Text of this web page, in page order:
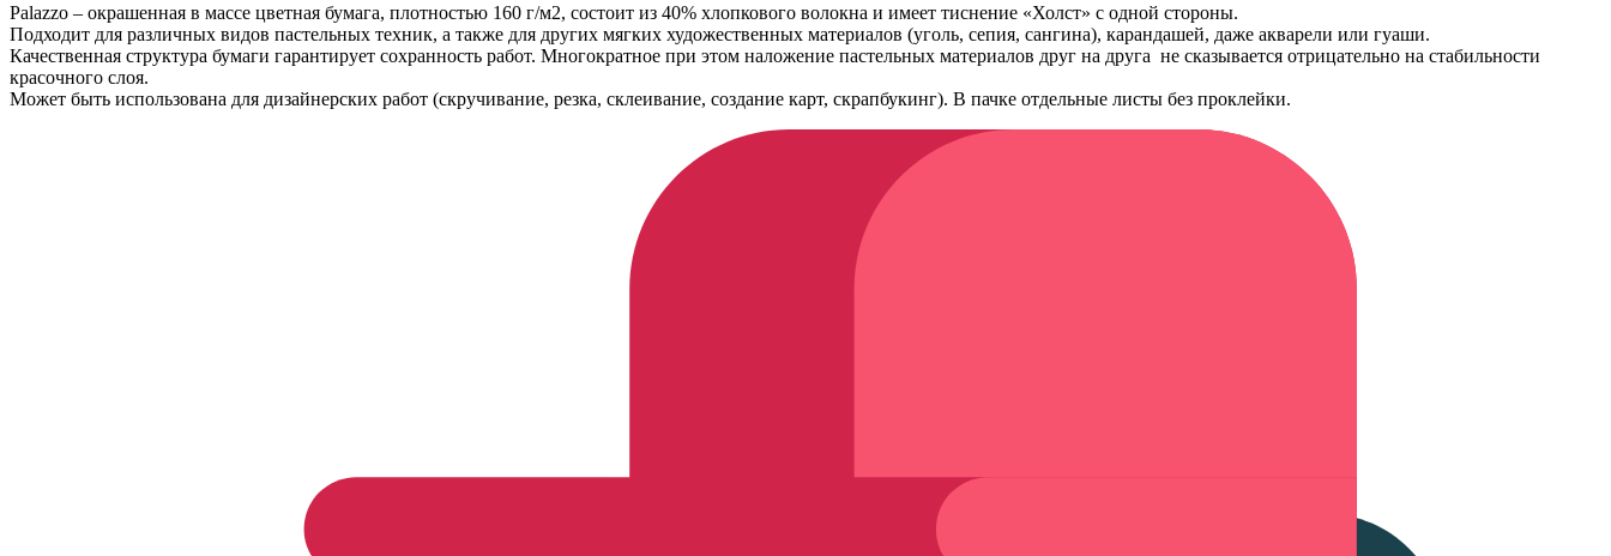
Palazzo – окрашенная в массе цветная бумага, плотностью 160 г/м2, состоит из 40% хлопкового волокна и имеет тиснение «Холст» c одной стороны.
Подходит для различных видов пастельных техник, а также для других мягких художественных материалов (уголь, сепия, сангина), карандашей, даже акварели или гуаши.
Качественная структура бумаги гарантирует сохранность работ. Многократное при этом наложение пастельных материалов друг на друга не сказывается отрицательно на стабильности
красочного слоя.
Может быть использована для дизайнерских работ (скручивание, резка, склеивание, создание карт, скрапбукинг). В пачке отдельные листы без проклейки.